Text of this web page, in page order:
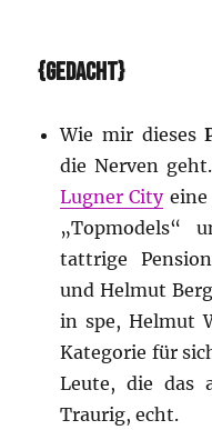
{GEDACHT}
Wie mir dieses
die Nerven
Lugner Cityeine
„Topmodels“
tattrige
und Helmut
in spe, Helmut
Kategorie für
Leute, die das
Traurig, echt.